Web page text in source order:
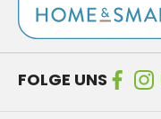
FOLGE UNS